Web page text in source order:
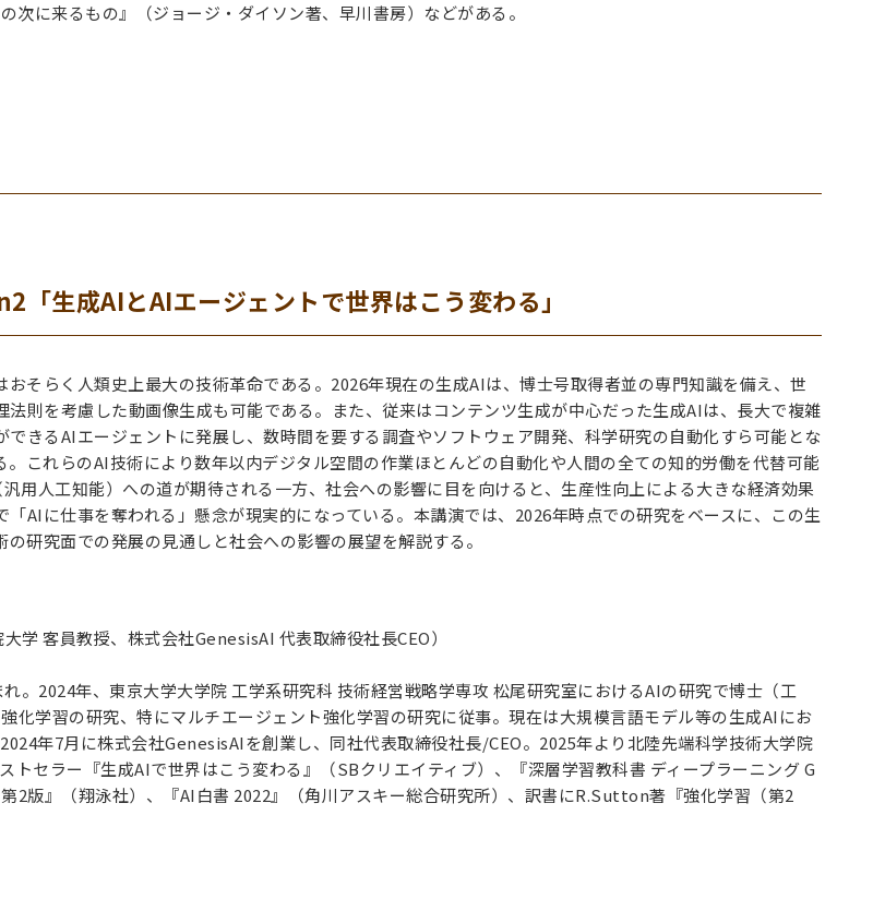
に来るもの』（ジョージ・ダイソン著、早川書房）などがある。
生成AIとAIエージェントで世界はこう変わる」
おそらく人類史上最大の技術革命である。2026年現在の生成AIは、博士号取得者並の専門知識を備え、世
法則を考慮した動画像生成も可能である。また、従来はコンテンツ生成が中心だった生成AIは、長大で複雑
できるAIエージェントに発展し、数時間を要する調査やソフトウェア開発、科学研究の自動化すら可能とな
。これらのAI技術により数年以内デジタル空間の作業ほとんどの自動化や人間の全ての知的労働を代替可能
汎用人工知能）への道が期待される一方、社会への影響に目を向けると、生産性向上による大きな経済効果
「AIに仕事を奪われる」懸念が現実的になっている。本講演では、2026年時点での研究をベースに、この生
の研究面での発展の見通しと社会への影響の展望を解説する。
大学 客員教授、株式会社GenesisAI 代表取締役社長CEO）
れ。2024年、東京大学大学院 工学系研究科 技術経営戦略学専攻 松尾研究室におけるAIの研究で博士（工
化学習の研究、特にマルチエージェント強化学習の研究に従事。現在は大規模言語モデル等の生成AIにお
年7月に株式会社GenesisAIを創業し、同社代表取締役社長/CEO。2025年より北陸先端科学技術大学院
トセラー『生成AIで世界はこう変わる』（SBクリエイティブ）、『深層学習教科書 ディープラーニング G
2版』（翔泳社）、『AI白書 2022』（角川アスキー総合研究所）、訳書にR.Sutton著『強化学習（第2